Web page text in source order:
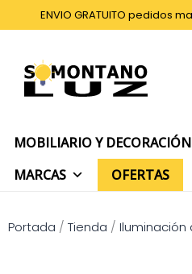
al
ENVIO GRATUITO pedidos
MOBILIARIO Y DECORACIÓN
MARCAS
OFERTAS
Portada / Tienda /